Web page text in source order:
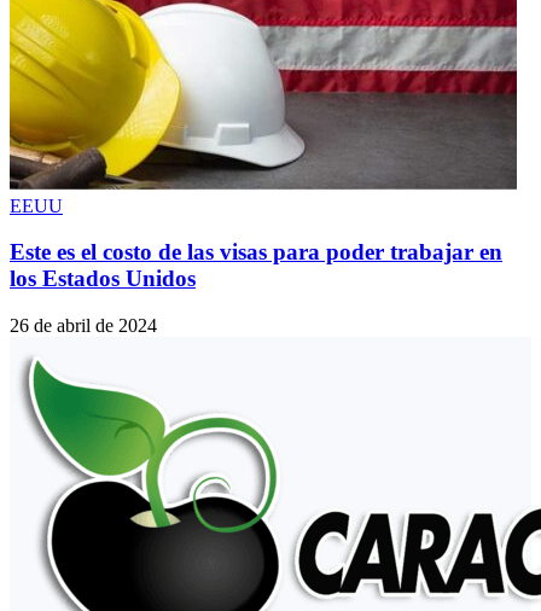
EEUU
Este es el costo de las visas para poder trabajar en
los Estados Unidos
26 de abril de 2024